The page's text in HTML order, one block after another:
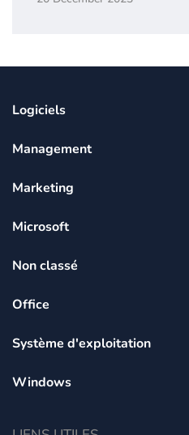
Logiciels
Management
Marketing
Microsoft
Non classé
Office
Système d'exploitation
Windows